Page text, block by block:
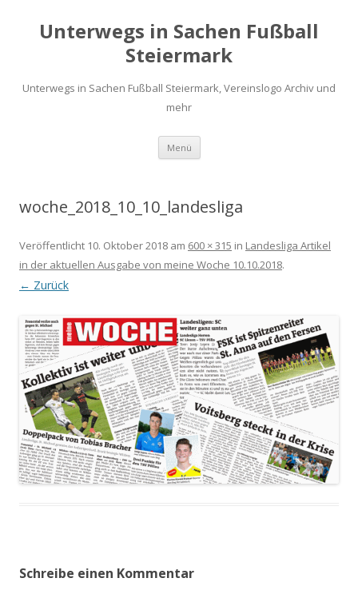
Unterwegs in Sachen Fußball
Steiermark
Unterwegs in Sachen Fußball Steiermark, Vereinslogo Archiv und
mehr
Menü Zum
springen
woche_2018_10_10_landesliga
Veröffentlicht 10. Oktober 2018 am 600 × 315 in Landesliga Artikel
in der aktuellen Ausgabe von meine Woche 10.10.2018.
← Zurück
Schreibe einen Kommentar